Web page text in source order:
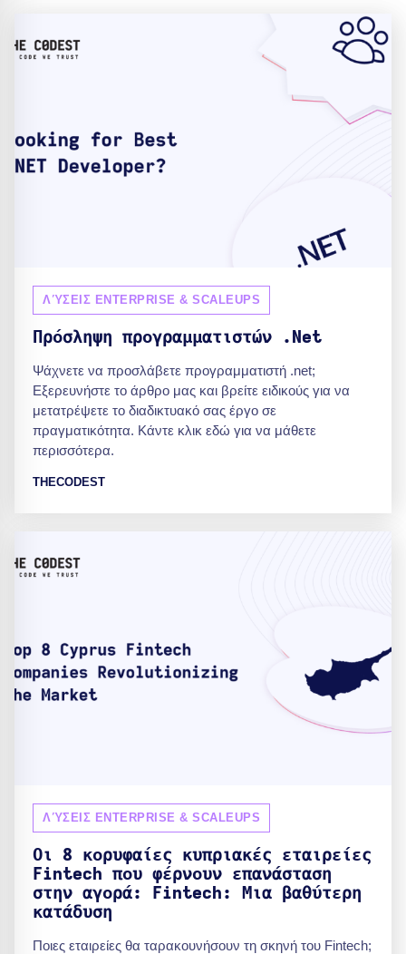
ΛΎΣΕΙΣ ENTERPRISE & SCALEUPS
Πρόσληψη προγραμματιστών .Net
Ψάχνετε να προσλάβετε προγραμματιστή .net;
Εξερευνήστε το άρθρο μας και βρείτε ειδικούς για να
μετατρέψετε το διαδικτυακό σας έργο σε
πραγματικότητα. Κάντε κλικ εδώ για να μάθετε
περισσότερα.
THECODEST
ΛΎΣΕΙΣ ENTERPRISE & SCALEUPS
Οι 8 κορυφαίες κυπριακές εταιρείες
Fintech που φέρνουν επανάσταση
στην αγορά: Fintech: Μια βαθύτερη
κατάδυση
Ποιες εταιρείες θα ταρακουνήσουν τη σκηνή του Fintech;